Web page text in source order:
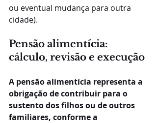
ou eventual mudança para outra
cidade).
Pensão alimentícia:
cálculo, revisão e execução
A pensão alimentícia representa a
obrigação de contribuir para o
sustento dos filhos ou de outros
familiares, conforme a